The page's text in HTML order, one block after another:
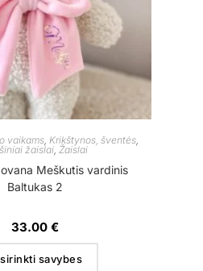
vaikams, Krikštynos, šventės,
žaislai, Žaislai
Meškutis vardinis
Baltukas 2
33.00 €
savybes